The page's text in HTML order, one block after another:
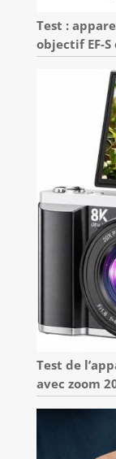
Test :
objectif EF-
Test de
avec zoom